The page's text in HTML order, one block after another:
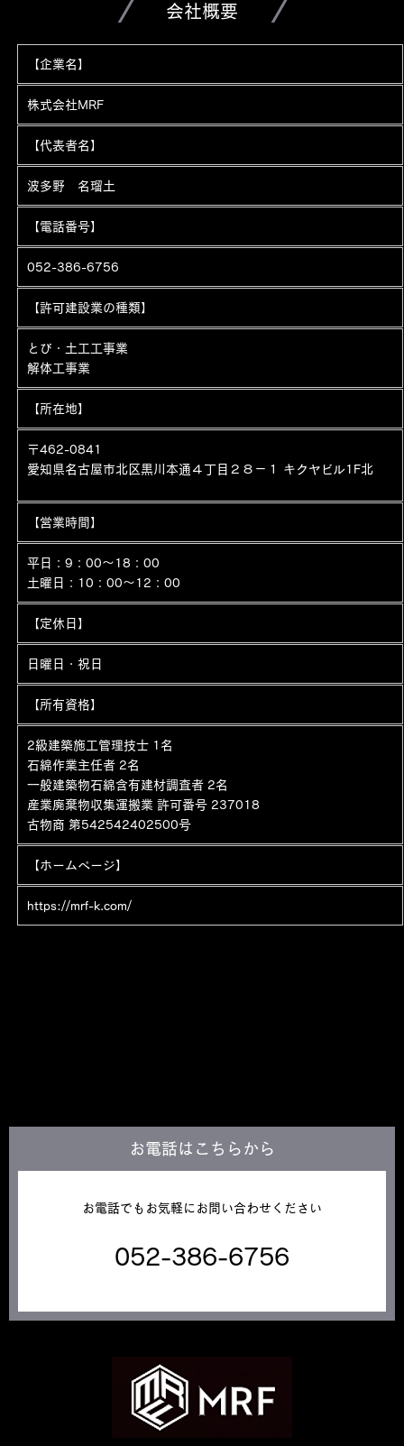
厳重な管理を行ないます。
個人情報の利用目的
お客さまからお預かりした個人情報は、当社からのご連絡や業務
のご案内やご質問に対する回答として、電子メールや資料のご送
付に利用いたします。
個人情報の第三者への開示・提供の禁止
のいずれかに該当する場合を除き、個人情報を第三者に開示いた
・お客さまの同意がある場合
託する業者に対して開示する場合
・法令に基づき開示することが必要である場合
個人情報の安全対策
当社は、個人情報の正確性及び安全性確保のために、セキュリテ
ィに万全の対策を講じています。
ご本人の照会
お客さまがご本人の個人情報の照会・修正・削除などをご希望さ
きます。
当社は、保有する個人情報に関して適用される日本の法令、その
他規範を遵守するとともに、本ポリシーの内容を適宜見直し、そ
会社概要
【企業名】
株式会社MRF
【代表者名】
波多野 名瑠土
【電話番号】
052-386-6756
【許可建設業の種類】
とび・土工工事業
解体工事業
【所在地】
〒462-0841
愛知県名古屋市北区黒川本通４丁目２８−１ キクヤビル1F北
【営業時間】
平日：9：00～18：00
土曜日：10：00～12：00
【定休日】
日曜日・祝日
【所有資格】
2級建築施工管理技士 1名
石綿作業主任者 2名
一般建築物石綿含有建材調査者 2名
産業廃棄物収集運搬業 許可番号 237018
古物商 第542542402500号
【ホームページ】
https://mrf-k.com/
お電話はこちらから
お電話でもお気軽にお問い合わせください
052-386-6756